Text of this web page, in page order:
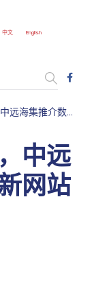
中文 English
字化创新网站及手机程式
中远
网站